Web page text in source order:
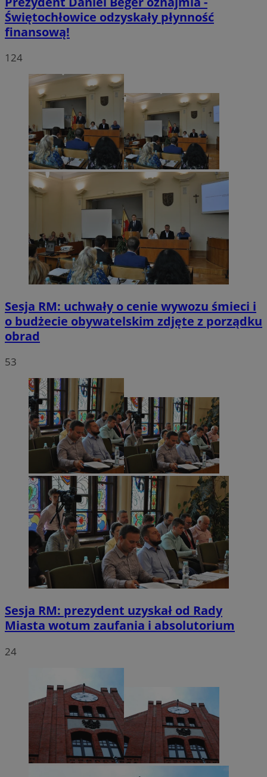
Świętochłowice odzyskały płynność
finansową!
124
Sesja RM: uchwały o cenie wywozu śmieci i
o budżecie obywatelskim zdjęte z porządku
obrad
53
Sesja RM: prezydent uzyskał od Rady
Miasta wotum zaufania i absolutorium
24